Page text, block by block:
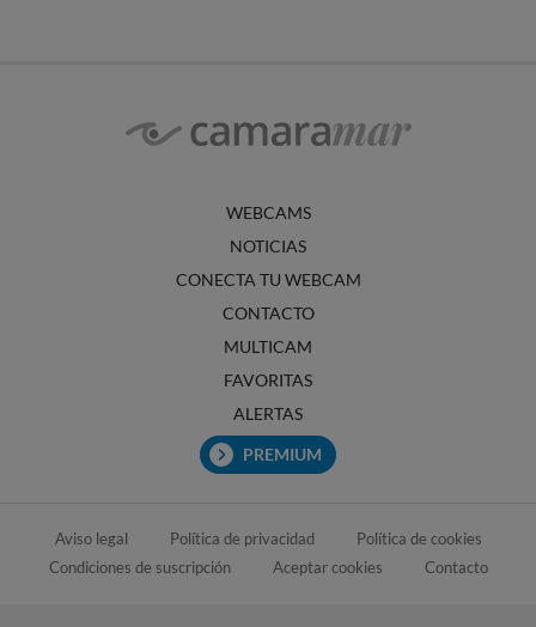
WEBCAMS
NOTICIAS
CONECTA TU WEBCAM
CONTACTO
MULTICAM
FAVORITAS
ALERTAS
PREMIUM
Aviso legal Política de privacidad
Política de cookies
Condiciones de suscripción
Aceptar cookies Contacto